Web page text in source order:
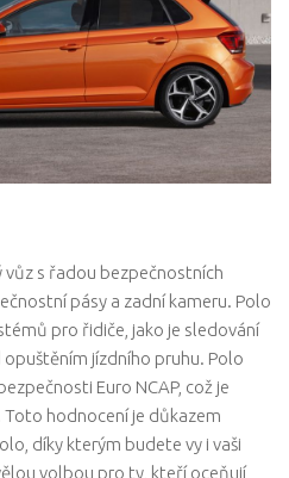
vůz s řadou bezpečnostních
pásy a zadní kameru. Polo
pro řidiče, jako je sledování
jízdního pruhu. Polo
Euro NCAP, což je
hodnocení je důkazem
díky kterým budete vy i vaši
volbou pro ty, kteří oceňují